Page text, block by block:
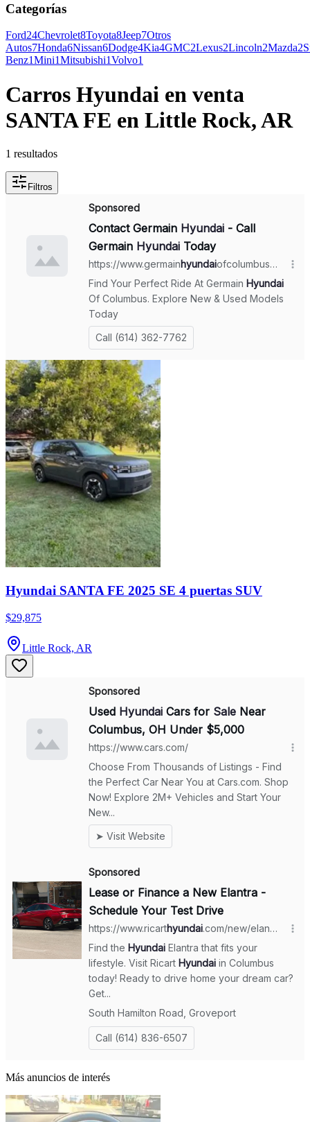
Categorías
Ford24Chevrolet8Toyota8Jeep7Otros
Autos7Honda6Nissan6Dodge4Kia4GMC2Lexus2Lincoln2Mazda2
Benz1Mini1Mitsubishi1Volvo1
Carros Hyundai en venta
SANTA FE en Little Rock, AR
1 resultados
Filtros
Hyundai SANTA FE 2025 SE 4 puertas SUV
$29,875
Little Rock, AR
Más anuncios de interés